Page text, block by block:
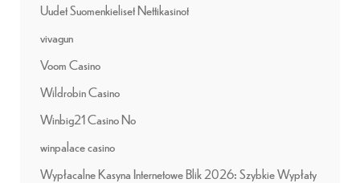
Uudet Suomenkieliset Nettikasinot
vivagun
Voom Casino
Wildrobin Casino
Winbig21 Casino No
winpalace casino
Wypłacalne Kasyna Internetowe Blik 2026: Szybkie Wypłaty